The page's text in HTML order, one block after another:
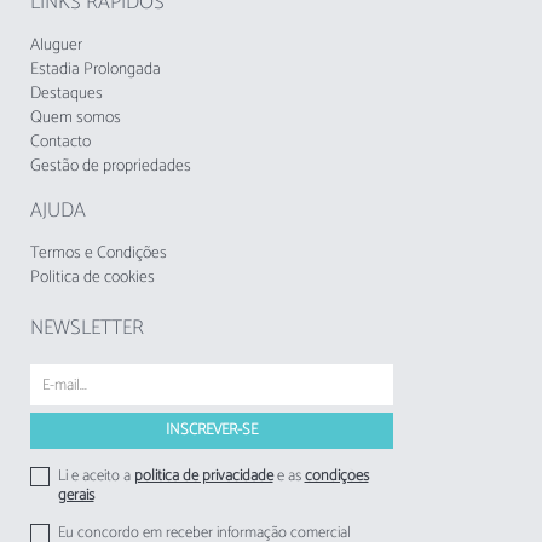
desde 1 de novembro de 2024, deverá cobrada
pelos empreendimentos turísticos e
estabelecimentos de alojamento local aos
Aluguer
Estadia Prolongada
Destaques
Quem somos
Contacto
Gestão de propriedades
AJUDA
Termos e Condições
Politica de cookies
NEWSLETTER
Li e aceito apolitica de privacidadee ascondições
gerais
Eu concordo em receber informação comercial